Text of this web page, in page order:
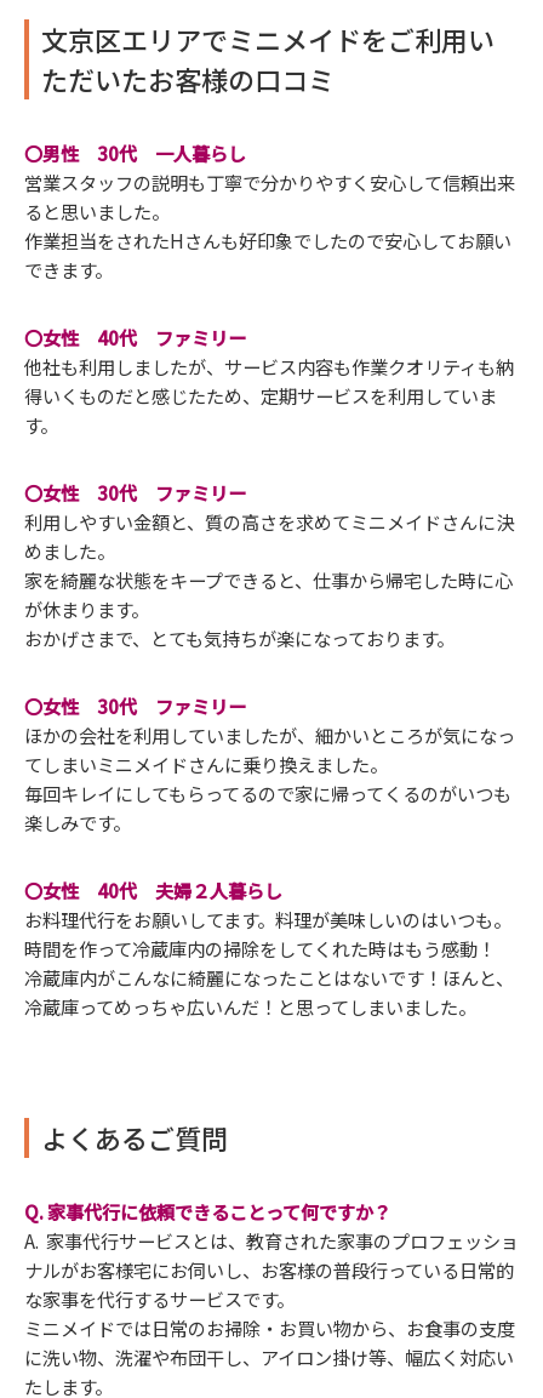
文京区エリアでミニメイドをご利用い
ただいたお客様の口コミ
〇男性 30代 一人暮らし
営業スタッフの説明も丁寧で分かりやすく安心して信頼出来
ると思いました。
作業担当をされたHさんも好印象でしたので安心してお願い
できます。
〇女性 40代 ファミリー
他社も利用しましたが、サービス内容も作業クオリティも納
得いくものだと感じたため、定期サービスを利用していま
す。
〇女性 30代 ファミリー
利用しやすい金額と、質の高さを求めてミニメイドさんに決
めました。
家を綺麗な状態をキープできると、仕事から帰宅した時に心
が休まります。
おかげさまで、とても気持ちが楽になっております。
〇女性 30代 ファミリー
ほかの会社を利用していましたが、細かいところが気になっ
てしまいミニメイドさんに乗り換えました。
毎回キレイにしてもらってるので家に帰ってくるのがいつも
楽しみです。
〇女性 40代 夫婦２人暮らし
お料理代行をお願いしてます。料理が美味しいのはいつも。
時間を作って冷蔵庫内の掃除をしてくれた時はもう感動！
冷蔵庫内がこんなに綺麗になったことはないです！ほんと、
冷蔵庫ってめっちゃ広いんだ！と思ってしまいました。
よくあるご質問
Q. 家事代行に依頼できることって何ですか？
A. 家事代行サービスとは、教育された家事のプロフェッショ
ナルがお客様宅にお伺いし、お客様の普段行っている日常的
な家事を代行するサービスです。
ミニメイドでは日常のお掃除・お買い物から、お食事の支度
に洗い物、洗濯や布団干し、アイロン掛け等、幅広く対応い
たします。